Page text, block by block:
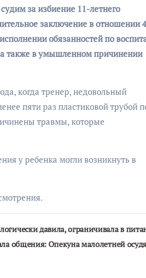
заключение в отношении
обязанностей по
также в умышленном причинении
когда тренер, недовольный
пяти раз пластиковой трубой
травмы, которые
у ребенка могли возникнуть в
давила, ограничивала в
общения: Опекуна малолетней
ОБЩЕСТВО
Организаторы
фестиваля
«Открытое